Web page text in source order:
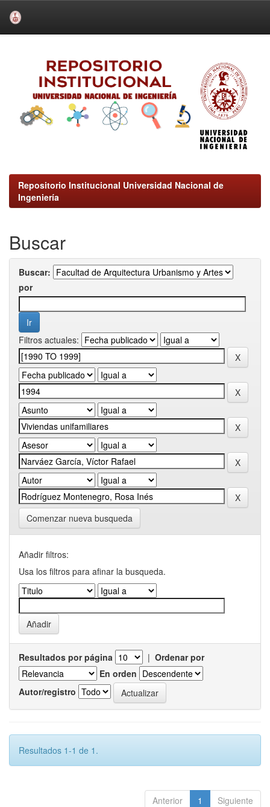
Repositorio Institucional Universidad Nacional de
Ingeniería
Buscar
Buscar:
por
Filtros actuales:
Comenzar nueva busqueda
Añadir filtros:
Usa los filtros para afinar la busqueda.
Resultados por página | Ordenar por
En orden
Autor/registro
Resultados 1-1 de 1.
Anterior 1 Siguiente